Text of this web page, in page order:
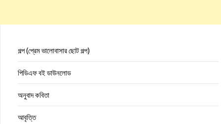
গল্প (প্রেম ভালোবাসার ছোট গল্প)
পিডিএফ বই ডাউনলোড
অনুবাদ কবিতা
আবৃত্তি